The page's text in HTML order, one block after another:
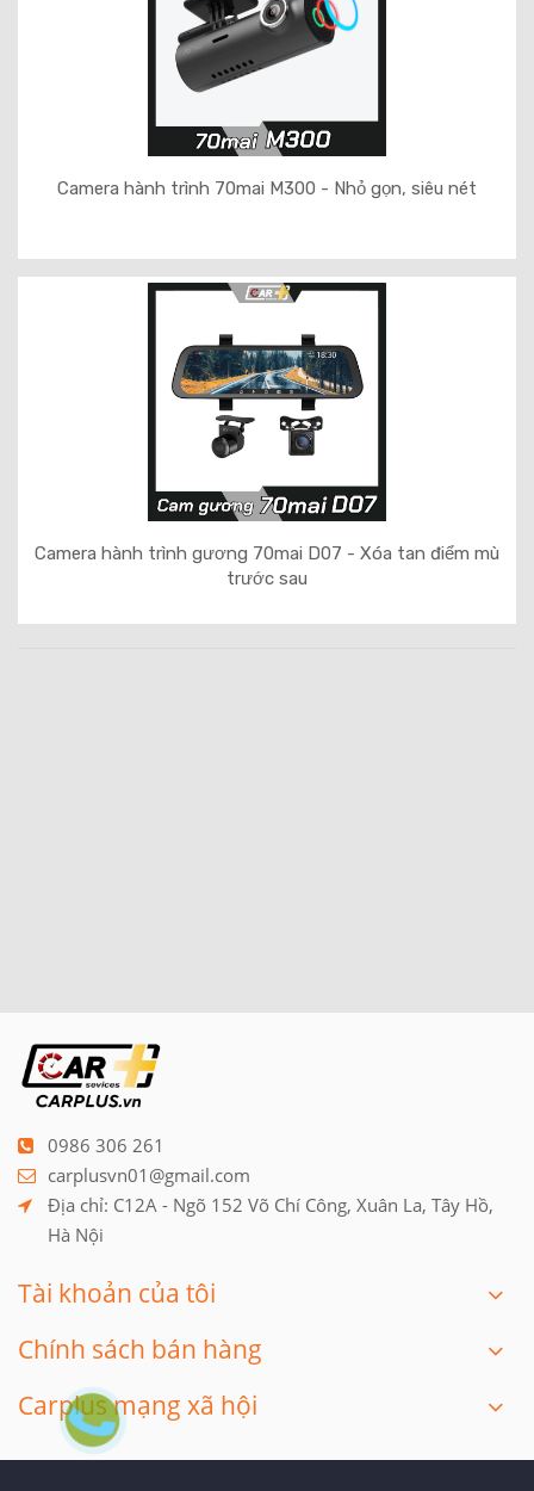
Camera hành trình 70mai M300 - Nhỏ gọn, siêu nét
Camera hành trình gương 70mai D07 - Xóa tan điểm mù
trước sau
0986 306 261
carplusvn01@gmail.com
Địa chỉ: C12A - Ngõ 152 Võ Chí Công, Xuân La, Tây Hồ,
Hà Nội
Tài khoản của tôi
Chính sách bán hàng
Carplus mạng xã hội